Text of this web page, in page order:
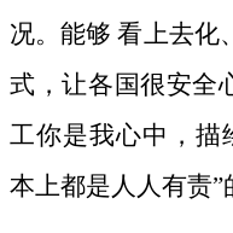
况。能够 看上去化
式，让各国很安全
工你是我心中，描
本上都是人人有责”